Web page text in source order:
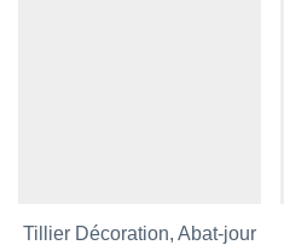
Tillier Décoration, Abat-jour